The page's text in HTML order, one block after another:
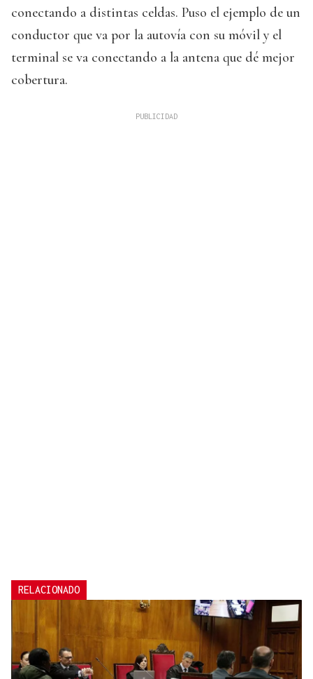
conectando a distintas celdas. Puso el ejemplo de un
conductor que va por la autovía con su móvil y el
terminal se va conectando a la antena que dé mejor
cobertura.
RELACIONADO